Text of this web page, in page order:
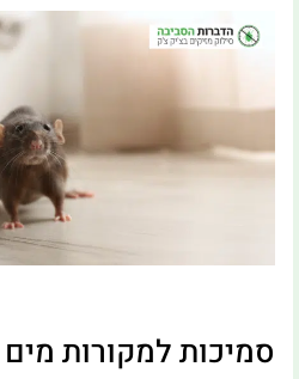
סמיכות למקורות מים